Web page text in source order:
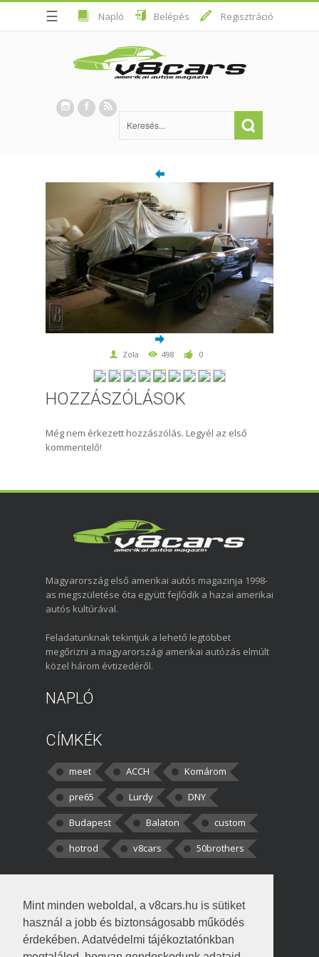
Mint minden weboldal, a v8cars.hu is sütiket
használ a jobb és biztonságosabb működés
érdekében. Adatvédelmi tájékoztatónkban
☰ Napló Belépés Regisztráció
Zola 498 0
HOZZÁSZÓLÁSOK
Még nem érkezett hozzászólás. Legyél az első
kommentelő!
Magyarország első amerikai autós magazinja 1998-
as megszületése óta együtt fejlődik a hazai amerikai
autós kultúrával.
Feladatunknak tekintjük a lehető legtöbbet
megőrizni a magyarországi amerikai autózás elmúlt
közel három évtizedéről.
NAPLÓ
CÍMKÉK
meet ACCH
Komárom
pre65
Lurdy
DNY
Budapest
Balaton
custom
hotrod
v8cars 50brothers
kortisz:Elszúrtam! Én csak két
darabbaal számoltam. Nem tudtam, hogy fél autót,